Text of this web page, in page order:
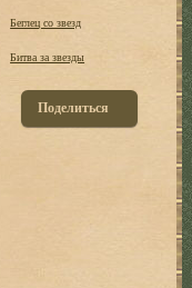
Беглец со звезд
Битва за звезды
Поделиться